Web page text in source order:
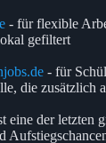
- für flexible
gefiltert
- für
die zusätzlich
eine der letzten